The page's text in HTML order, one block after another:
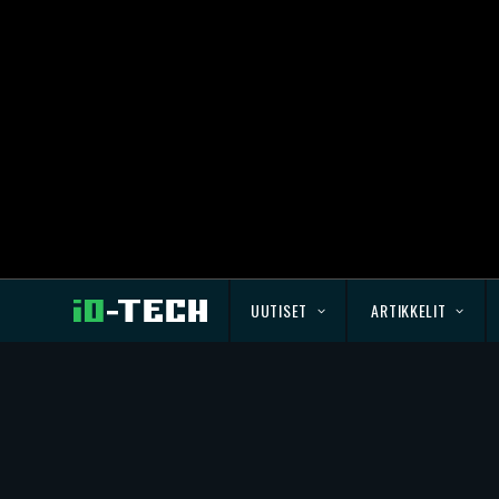
UUTISET ARTIKKELIT